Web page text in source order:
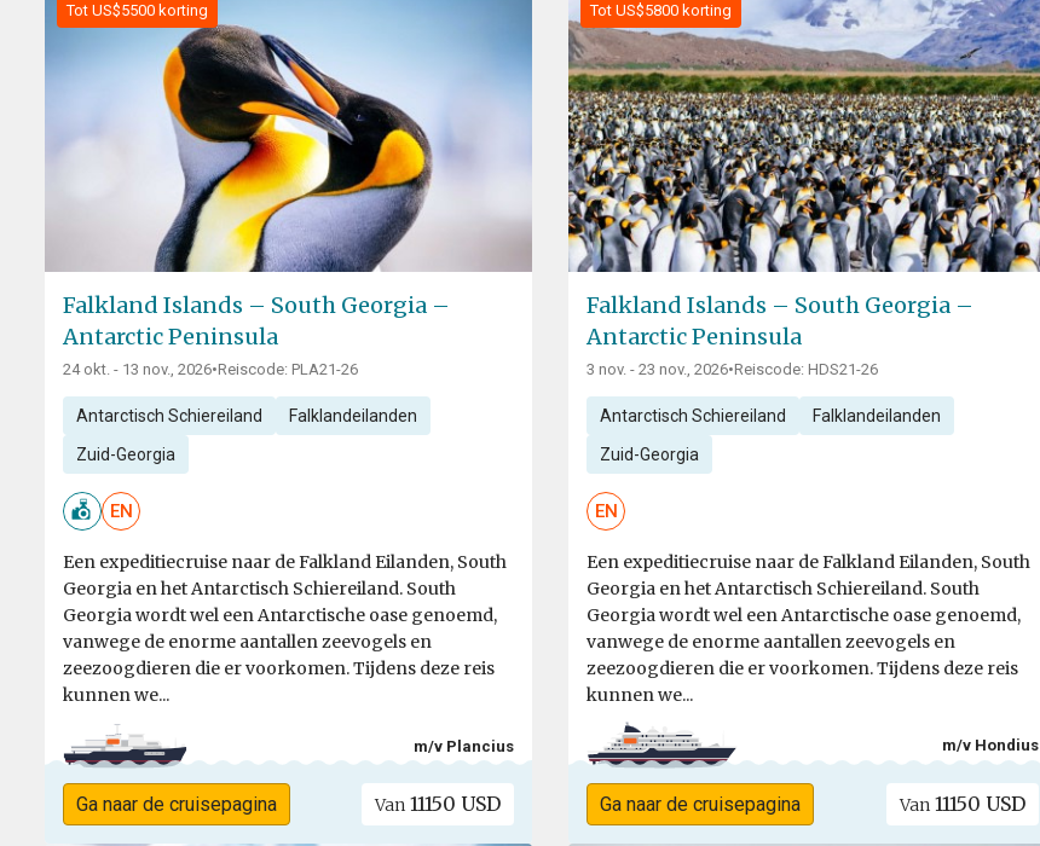
Tot US$5500 korting
Falkland Islands – South Georgia –
Antarctic Peninsula
24 okt. - 13 nov., 2026•Reiscode: PLA21-26
Antarctisch Schiereiland Falklandeilanden
Zuid-Georgia
EN
Een expeditiecruise naar de Falkland Eilanden, South
Georgia en het Antarctisch Schiereiland. South
Georgia wordt wel een Antarctische oase genoemd,
vanwege de enorme aantallen zeevogels en
zeezoogdieren die er voorkomen. Tijdens deze reis
kunnen we...
m/v Plancius
Ga naar de cruisepagina Van 11150 USD
Tot US$5800 korting
Falkland Islands – South Georgia –
Antarctic Peninsula
3 nov. - 23 nov., 2026•Reiscode: HDS21-26
Antarctisch Schiereiland Falklandeilanden
Zuid-Georgia
EN
Een expeditiecruise naar de Falkland Eilanden, South
Georgia en het Antarctisch Schiereiland. South
Georgia wordt wel een Antarctische oase genoemd,
vanwege de enorme aantallen zeevogels en
zeezoogdieren die er voorkomen. Tijdens deze reis
kunnen we...
m/v Hondius
Ga naar de cruisepagina Van11150 USD